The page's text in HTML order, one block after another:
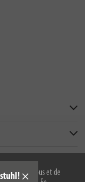
pour vous et de